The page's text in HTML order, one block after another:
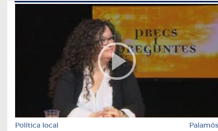
Política local Palamós